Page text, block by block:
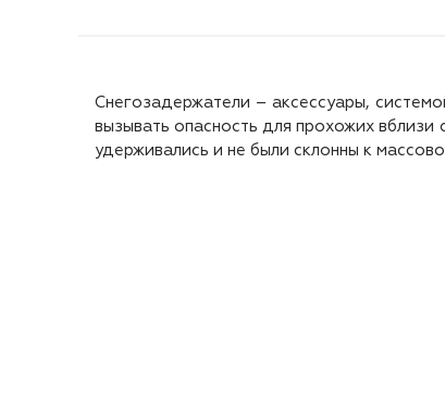
Снегозадержатели – аксессуары,
вызывать опасность для прохожих
удерживались и не были склонны к